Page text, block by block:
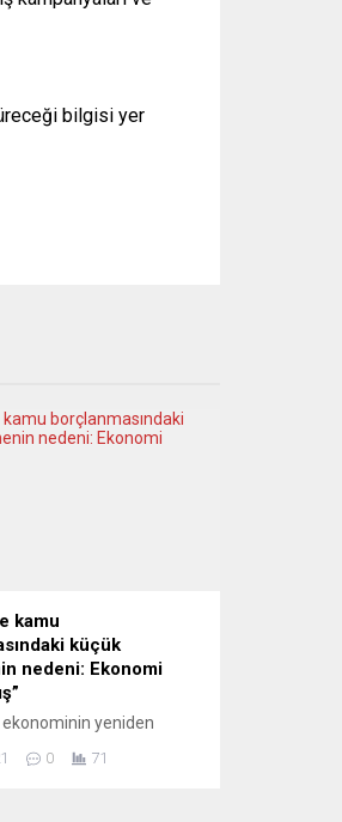
bilgisi yer
kamu
küçük
nedeni: Ekonomi
ekonominin yeniden
geçen ay 22,8 milyar
0 71